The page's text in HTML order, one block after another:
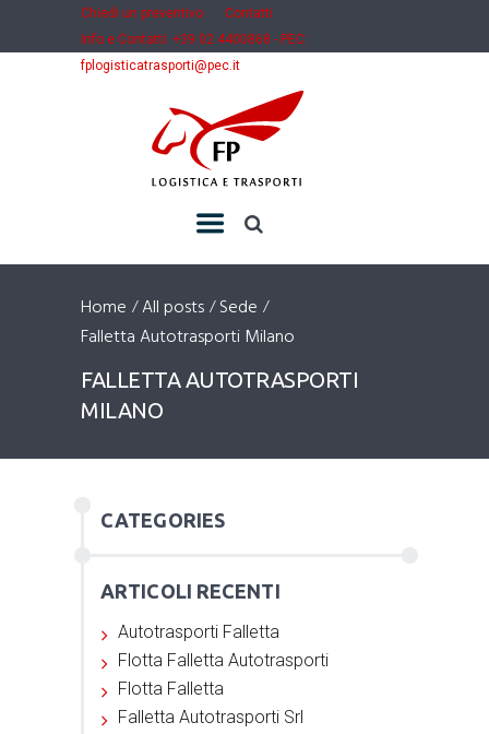
Chiedi un preventivo
Contatti
Info e Contatti: +39 02.4400868 - PEC:
fplogisticatrasporti@pec.it
Home All posts Sede
Falletta Autotrasporti Milano
FALLETTA AUTOTRASPORTI
MILANO
CATEGORIES
ARTICOLI RECENTI
Autotrasporti Falletta
Flotta Falletta Autotrasporti
Flotta Falletta
Falletta Autotrasporti Srl